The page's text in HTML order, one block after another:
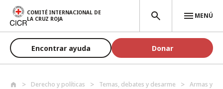
Pasar al contenido principal
COMITÉ INTERNACIONAL DE
LA CRUZ ROJA
MENÚ
Encontrar ayuda Donar
Derecho y políticas Temas, debates y desarme Armas y